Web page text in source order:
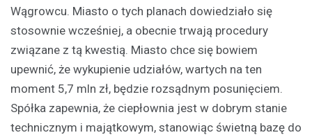
Wągrowcu. Miasto o tych planach dowiedziało się
stosownie wcześniej, a obecnie trwają procedury
związane z tą kwestią. Miasto chce się bowiem
upewnić, że wykupienie udziałów, wartych na ten
moment 5,7 mln zł, będzie rozsądnym posunięciem.
Spółka zapewnia, że ciepłownia jest w dobrym stanie
technicznym i majątkowym, stanowiąc świetną bazę do